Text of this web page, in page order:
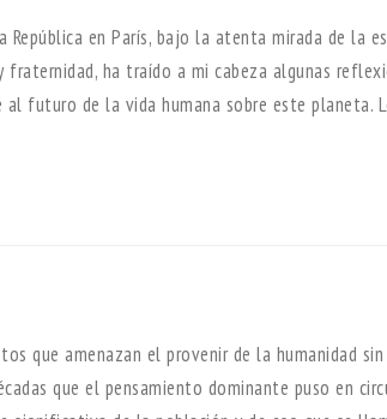
en París, bajo la atenta mirada de la
ha traído a mi cabeza algunas
futuro de la vida humana sobre este planeta.
que amenazan el provenir de la humanidad
que el pensamiento dominante puso en